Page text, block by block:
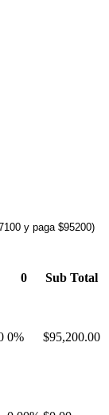
y paga $95200)
0 Sub Total
0% $95,200.00